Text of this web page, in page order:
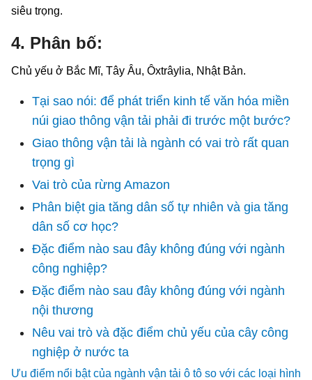
siêu trọng.
4. Phân bố:
Chủ yếu ở Bắc Mĩ, Tây Âu, Ôxtrâylia, Nhật Bản.
Tại sao nói: để phát triển kinh tế văn hóa miền
núi giao thông vận tải phải đi trước một bước?
Giao thông vận tải là ngành có vai trò rất quan
trọng gì
Vai trò của rừng Amazon
Phân biệt gia tăng dân số tự nhiên và gia tăng
dân số cơ học?
Đặc điểm nào sau đây không đúng với ngành
công nghiệp?
Đặc điểm nào sau đây không đúng với ngành
nội thương
Nêu vai trò và đặc điểm chủ yếu của cây công
nghiệp ở nước ta
Ưu điểm nổi bật của ngành vận tải ô tô so với các loại hình